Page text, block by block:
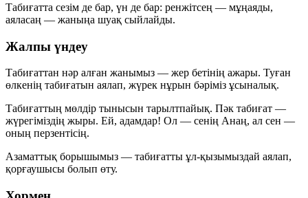
Табиғатта сезім де бар, үн де бар: ренжітсең — мұңаяды,
аяласаң — жаныңа шуақ сыйлайды.
Жалпы үндеу
Табиғаттан нәр алған жанымыз — жер бетінің ажары. Туған
өлкенің табиғатын аялап, жүрек нұрын бәріміз ұсыналық.
Табиғаттың мөлдір тынысын тарылтпайық. Пәк табиғат —
жүрегіміздің жыры. Ей, адамдар! Ол — сенің Анаң, ал сен —
оның перзентісің.
Азаматтық борышымыз — табиғатты ұл-қызымыздай аялап,
қорғаушысы болып өту.